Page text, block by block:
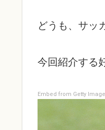
どうも、サッ
今回紹介する
Embed from Getty